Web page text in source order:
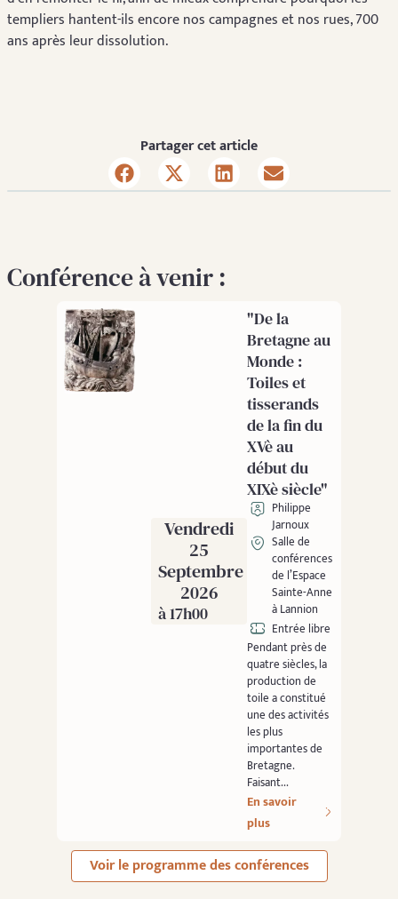
templiers hantent-ils encore nos campagnes et nos rues, 700
ans après leur dissolution.
Partager cet article
Conférence à venir :
Vendredi
25
Septembre
2026
à 17h00
"De la
Bretagne au
Monde :
Toiles et
tisserands
de la fin du
XVè au
début du
XIXè siècle"
Philippe
Jarnoux
Salle de
conférences
de l’Espace
Sainte-Anne
à Lannion
Entrée libre
Pendant près de
quatre siècles, la
production de
toile a constitué
une des activités
les plus
importantes de
Bretagne.
Faisant...
En savoir
plus
Voir le programme des conférences